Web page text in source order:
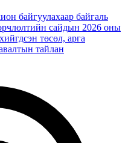
байгуулахаар байгаль
сайдын 2026 оны
төсөл, арга
тайлан